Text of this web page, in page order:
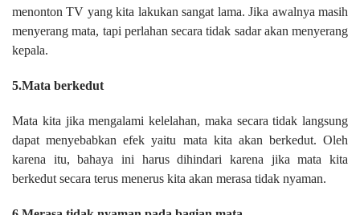
menonton TV yang kita lakukan sangat lama. Jika awalnya masih
menyerang mata, tapi perlahan secara tidak sadar akan menyerang
kepala.
5.Mata berkedut
Mata kita jika mengalami kelelahan, maka secara tidak langsung
dapat menyebabkan efek yaitu mata kita akan berkedut. Oleh
karena itu, bahaya ini harus dihindari karena jika mata kita
berkedut secara terus menerus kita akan merasa tidak nyaman.